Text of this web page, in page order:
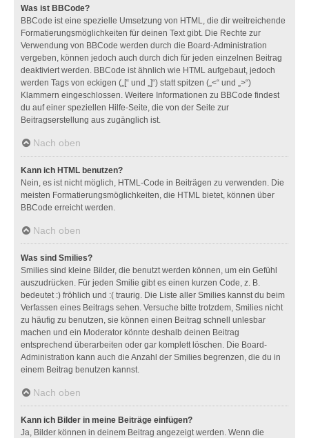
Was ist BBCode?
BBCode ist eine spezielle Umsetzung von HTML, die dir weitreichende
Formatierungsmöglichkeiten für deinen Text gibt. Die Rechte zur
Verwendung von BBCode werden durch die Board-Administration
vergeben, können jedoch auch durch dich für jeden einzelnen Beitrag
deaktiviert werden. BBCode ist ähnlich wie HTML aufgebaut, jedoch
werden Tags von eckigen („[“ und „]“) statt spitzen („<“ und „>“)
Klammern eingeschlossen. Weitere Informationen zu BBCode findest
du auf einer speziellen Hilfe-Seite, die von der Seite zur
Beitragserstellung aus zugänglich ist.
Nach oben
Kann ich HTML benutzen?
Nein, es ist nicht möglich, HTML-Code in Beiträgen zu verwenden. Die
meisten Formatierungsmöglichkeiten, die HTML bietet, können über
BBCode erreicht werden.
Nach oben
Was sind Smilies?
Smilies sind kleine Bilder, die benutzt werden können, um ein Gefühl
auszudrücken. Für jeden Smilie gibt es einen kurzen Code, z. B.
bedeutet :) fröhlich und :( traurig. Die Liste aller Smilies kannst du beim
Verfassen eines Beitrags sehen. Versuche bitte trotzdem, Smilies nicht
zu häufig zu benutzen, sie können einen Beitrag schnell unlesbar
machen und ein Moderator könnte deshalb deinen Beitrag
entsprechend überarbeiten oder gar komplett löschen. Die Board-
Administration kann auch die Anzahl der Smilies begrenzen, die du in
einem Beitrag benutzen kannst.
Nach oben
Kann ich Bilder in meine Beiträge einfügen?
Ja, Bilder können in deinem Beitrag angezeigt werden. Wenn die